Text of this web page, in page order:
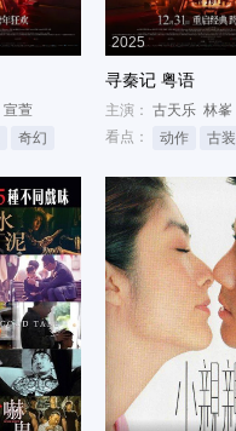
宣萱
奇幻
2025
寻秦记 粤语
主演： 古天乐 林峯
看点：
动作 古装